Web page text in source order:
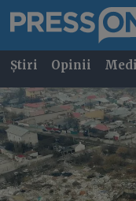
Știri Opinii